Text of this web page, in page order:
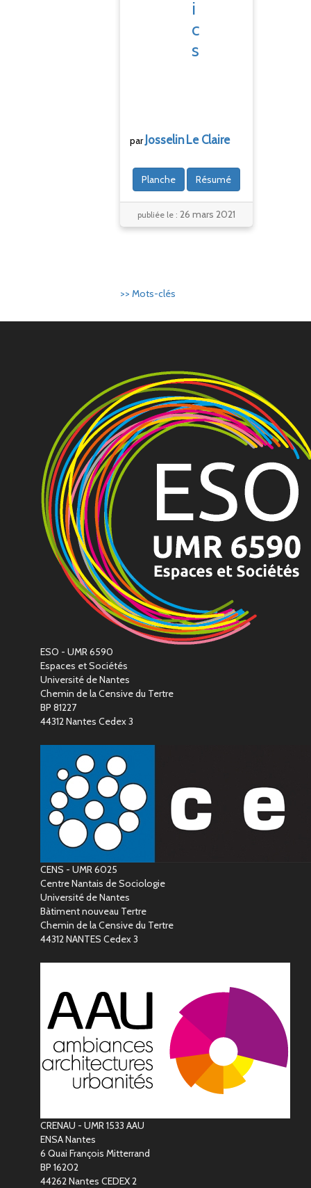
i
c
s
parJosselin Le Claire
Planche Résumé
publiée le :26 mars 2021
>> Mots-clés
ESO - UMR 6590
Espaces et Sociétés
Université de Nantes
Chemin de la Censive du Tertre
BP 81227
44312 Nantes Cedex 3
CENS - UMR 6025
Centre Nantais de Sociologie
Université de Nantes
Bàtiment nouveau Tertre
Chemin de la Censive du Tertre
44312 NANTES Cedex 3
CRENAU - UMR 1533 AAU
ENSA Nantes
6 Quai François Mitterrand
BP 16202
44262 Nantes CEDEX 2